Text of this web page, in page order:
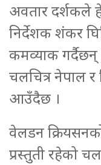
अवतार दर्शकले
निर्देशक शंकर
कमव्याक
चलचित्र नेपाल र
आउँदैछ ।
वेलडन
प्रस्तुती रहेको